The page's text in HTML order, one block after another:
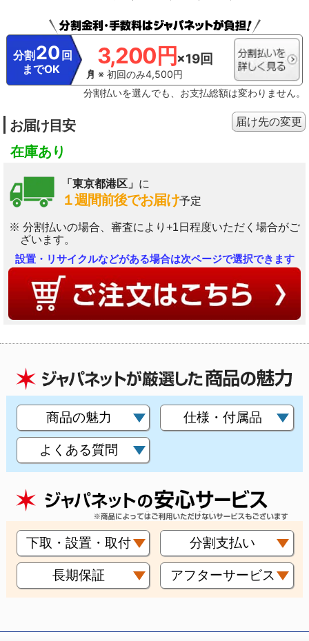
分割 20 回
までOK
3,200円×19回
※ 初回のみ4,500円
分割払いを選んでも、お支払総額は変わりません。
お届け目安
在庫あり
「東京都港区」 に
１週間前後でお届け予定
※ 分割払いの場合、審査により+1日程度いただく場合がご
ざいます。
届け先の変更
設置・リサイクルなどがある場合は次ページで選択できます
商品の魅力 仕様・付属品
よくある質問
下取・設置・取付 分割支払い
長期保証 アフターサービス